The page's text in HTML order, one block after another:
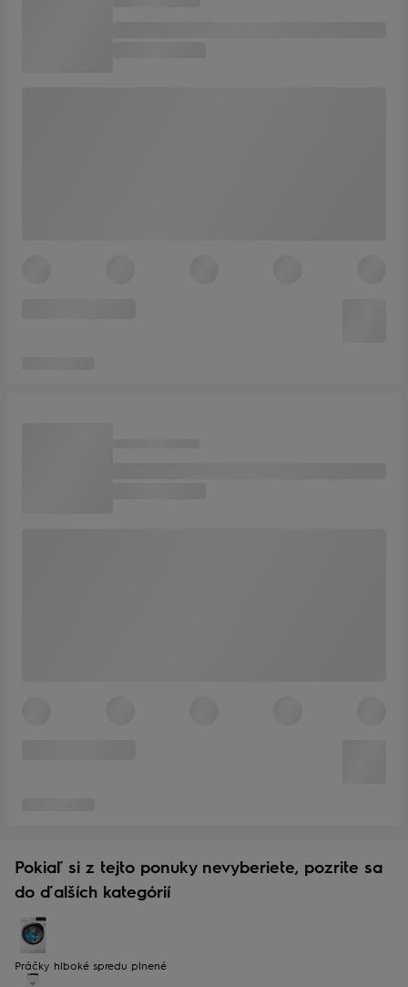
Pokiaľ si z tejto ponuky nevyberiete, pozrite sa
do ďalších kategórií
Práčky hlboké spredu plnené